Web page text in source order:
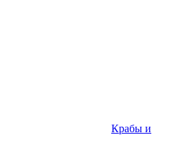
Крабы и